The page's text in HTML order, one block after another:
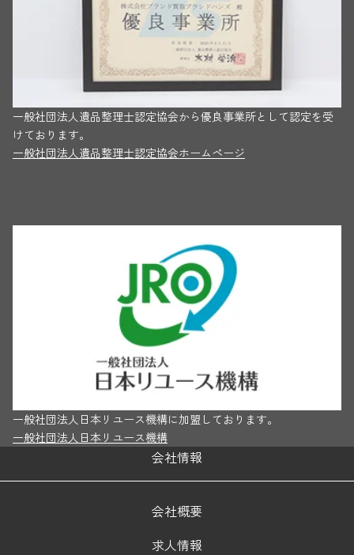
一般社団法人遺品整理士認定協会から優良事業所として認定を受
けております。
一般社団法人遺品整理士認定協会ホームページ
一般社団法人日本リユース機構に加盟しております。
一般社団法人日本リユース機構
会社情報
会社概要
求人情報